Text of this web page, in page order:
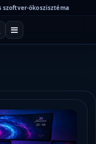
ökoszisztéma